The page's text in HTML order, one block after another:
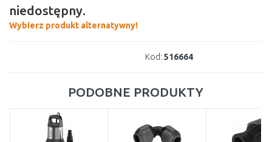
niedostępny.
Wybierz produkt alternatywny!
Kod: 516664
PODOBNE PRODUKTY